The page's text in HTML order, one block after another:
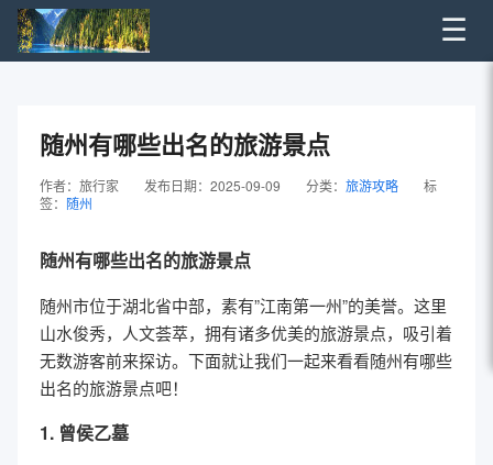
☰
随州有哪些出名的旅游景点
作者：旅行家 发布日期：2025-09-09 分类： 旅游攻略
标
签： 随州
随州有哪些出名的旅游景点
随州市位于湖北省中部，素有”江南第一州”的美誉。这里
山水俊秀，人文荟萃，拥有诸多优美的旅游景点，吸引着
无数游客前来探访。下面就让我们一起来看看随州有哪些
出名的旅游景点吧！
1. 曾侯乙墓